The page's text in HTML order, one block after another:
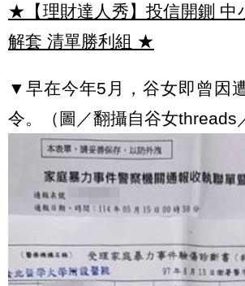
★【理財達人秀】投信開鍘 中
解套 清單勝利組 ★
▼早在今年5月，谷女即曾因
令。（圖／翻攝自谷女threads